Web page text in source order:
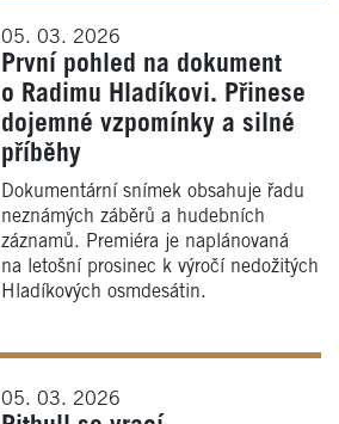
05. 03. 2026
První pohled na dokument
o Radimu Hladíkovi. Přinese
dojemné vzpomínky a silné
příběhy
Dokumentární snímek obsahuje řadu
neznámých záběrů a hudebních
záznamů. Premiéra je naplánovaná
na letošní prosinec k výročí nedožitých
Hladíkových osmdesátin.
05. 03. 2026